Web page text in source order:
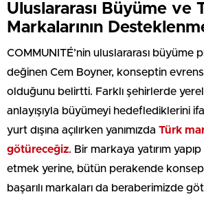
Uluslararası Büyüme ve
Markalarının
COMMUNITÉ’nin uluslararası büyüme
değinen Cem Boyner, konseptin
olduğunu belirtti. Farklı şehirlerde
anlayışıyla büyümeyi hedeflediklerini
yurt dışına açılırken yanımızda Türk
götüreceğiz. Bir markaya yatırım
etmek yerine, bütün perakende
başarılı markaları da beraberimizde